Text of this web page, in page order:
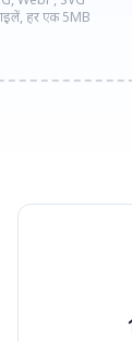
हर एक 5MB